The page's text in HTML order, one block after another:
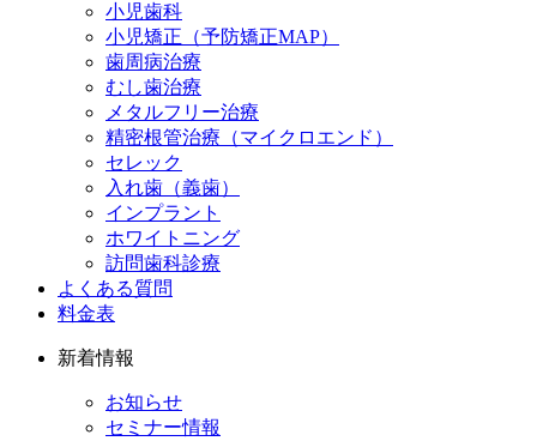
小児歯科
小児矯正（予防矯正MAP）
歯周病治療
むし歯治療
メタルフリー治療
精密根管治療（マイクロエンド）
セレック
入れ歯（義歯）
インプラント
ホワイトニング
訪問歯科診療
よくある質問
料金表
新着情報
お知らせ
セミナー情報